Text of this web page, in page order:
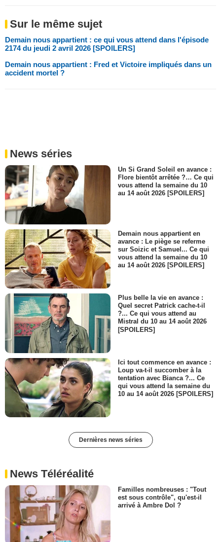
Sur le même sujet
Demain nous appartient : ce qui vous attend dans l'épisode
2174 du jeudi 2 avril 2026 [SPOILERS]
Demain nous appartient : Fred et Victoire impliqués dans un
accident mortel ?
News séries
Un Si Grand Soleil en avance :
Flore bientôt arrêtée ?… Ce qui
vous attend la semaine du 10
au 14 août 2026 [SPOILERS]
Demain nous appartient en
avance : Le piège se referme
sur Soizic et Samuel... Ce qui
vous attend la semaine du 10
au 14 août 2026 [SPOILERS]
Plus belle la vie en avance :
Quel secret Patrick cache-t-il
?... Ce qui vous attend au
Mistral du 10 au 14 août 2026
[SPOILERS]
Ici tout commence en avance :
Loup va-t-il succomber à la
tentation avec Bianca ?... Ce
qui vous attend la semaine du
10 au 14 août 2026 [SPOILERS]
Dernières news séries
News Téléréalité
Familles nombreuses : "Tout
est sous contrôle", qu'est-il
arrivé à Ambre Dol ?